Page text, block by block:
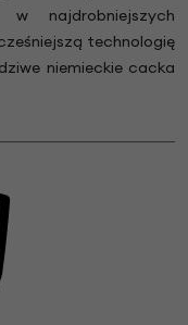
w najdrobniejszych
technologię
niemieckie cacka